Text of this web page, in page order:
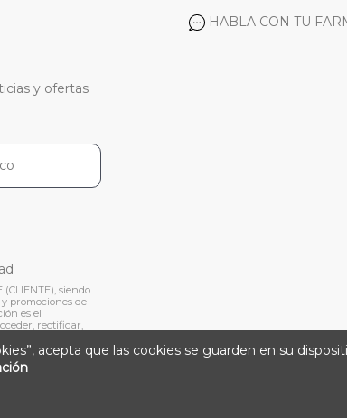
HABLA CON TU
y ofertas
siendo
promociones de
es el
rectificar,
acepta que las cookies se guarden en su